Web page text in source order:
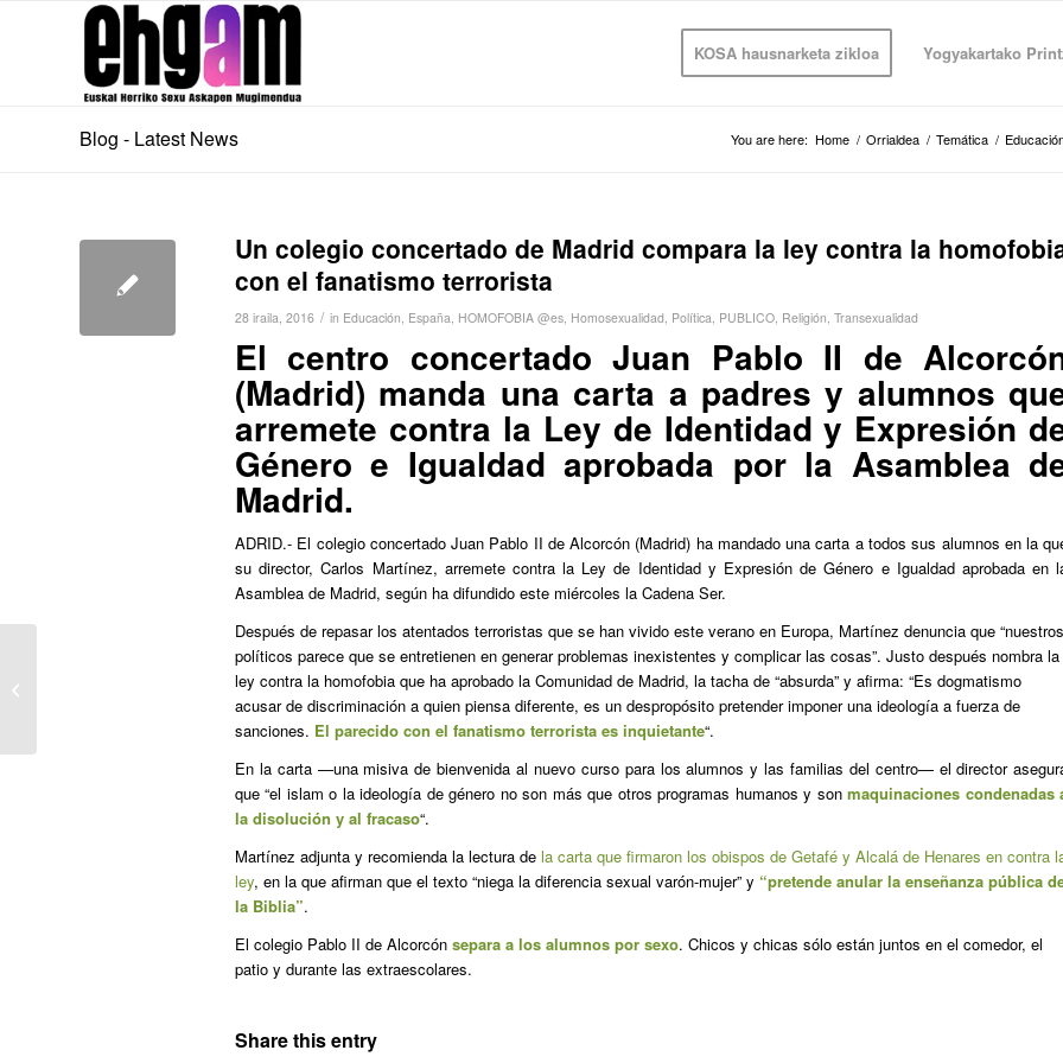
KOSA hausnarketa zikloa Yogyakartako
Blog - Latest News You are here: Home / Orrialdea / Temática /
Un colegio concertado de Madrid compara la ley contra la
con el fanatismo terrorista
28 iraila, 2016 / in Educación, España, HOMOFOBIA @es, Homosexualidad, Política, PUBLICO, Religión, Transexualidad
El centro concertado Juan Pablo II de
(Madrid) manda una carta a padres y alumnos
arremete contra la Ley de Identidad y Expresión
Género e Igualdad aprobada por la Asamblea
Madrid.
ADRID.- El colegio concertado Juan Pablo II de Alcorcón (Madrid) ha mandado una carta a todos sus alumnos en la
su director, Carlos Martínez, arremete contra la Ley de Identidad y Expresión de Género e Igualdad aprobada en
Asamblea de Madrid, según ha difundido este miércoles la Cadena Ser.
Después de repasar los atentados terroristas que se han vivido este verano en Europa, Martínez denuncia que “nuestros
políticos parece que se entretienen en generar problemas inexistentes y complicar las cosas”. Justo después nombra la
ley contra la homofobia que ha aprobado la Comunidad de Madrid, la tacha de “absurda” y afirma: “Es dogmatismo
acusar de discriminación a quien piensa diferente, es un despropósito pretender imponer una ideología a fuerza de
sanciones. El parecido con el fanatismo terrorista es inquietante“.
En la carta —una misiva de bienvenida al nuevo curso para los alumnos y las familias del centro— el director
que “el islam o la ideología de género no son más que otros programas humanos y sonmaquinaciones condenadas
la disolución y al fracaso“.
Martínez adjunta y recomienda la lectura de la carta que firmaron los obispos de Getafé y Alcalá de Henares en contra
ley, en la que afirman que el texto “niega la diferencia sexual varón-mujer” y “pretende anular la enseñanza pública
la Biblia”.
El colegio Pablo II de Alcorcón separa a los alumnos por sexo. Chicos y chicas sólo están juntos en el comedor, el
patio y durante las extraescolares.
Share this entry
Infidelidades, sexo y homofobia: el